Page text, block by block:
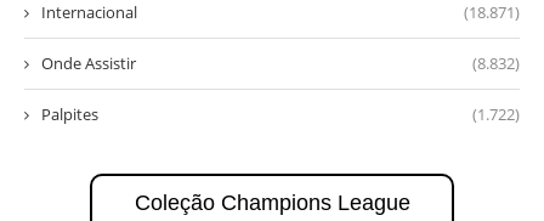
Internacional (18.871)
Onde Assistir (8.832)
Palpites (1.722)
Coleção Champions League